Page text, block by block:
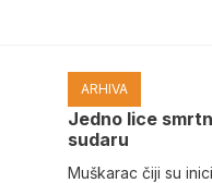
ARHIVA
Јedno lice
sudaru
Muškarac čiji su